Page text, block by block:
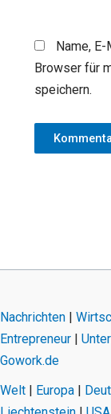
Name,
Browser für
speichern.
Nachrichten |
Entrepreneur |
Gowork.de
Welt | Europa |